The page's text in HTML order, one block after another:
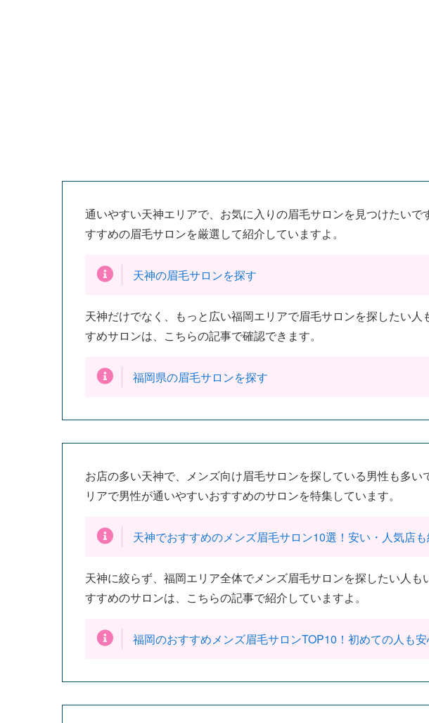
通いやすい天神エリアで、お気に入りの眉毛サロンを見つけたい
すすめの眉毛サロンを厳選して紹介していますよ。
天神の眉毛サロンを探す
天神だけでなく、もっと広い福岡エリアで眉毛サロンを探したい
すめサロンは、こちらの記事で確認できます。
福岡県の眉毛サロンを探す
お店の多い天神で、メンズ向け眉毛サロンを探している男性も多
リアで男性が通いやすいおすすめのサロンを特集しています。
天神でおすすめのメンズ眉毛サロン10選！安い・人気店
天神に絞らず、福岡エリア全体でメンズ眉毛サロンを探したい人
すすめのサロンは、こちらの記事で紹介していますよ。
福岡のおすすめメンズ眉毛サロンTOP10！初めての人も